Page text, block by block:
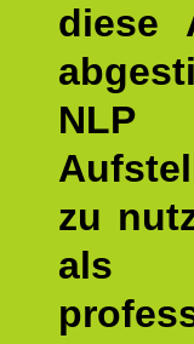
diese
zu
als